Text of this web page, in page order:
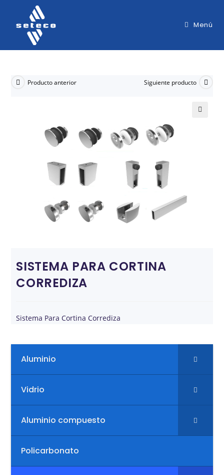
Menú
Producto anterior Siguiente producto
SISTEMA PARA CORTINA
CORREDIZA
Sistema Para Cortina Corrediza
Aluminio
Vidrio
Aluminio compuesto
Policarbonato